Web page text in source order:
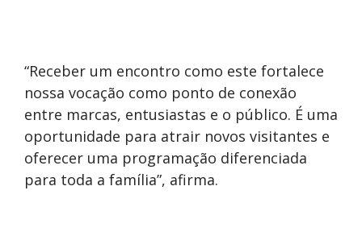
“Receber um encontro como este fortalece
nossa vocação como ponto de conexão
entre marcas, entusiastas e o público. É uma
oportunidade para atrair novos visitantes e
oferecer uma programação diferenciada
para toda a família”, afirma.